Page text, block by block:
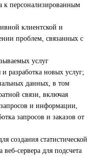
к персонализированным
клиентской и
проблем, связанных с
услуг
разработка новых услуг;
данных, в том
связи, включая
и информации,
запросов и заказов от
создания статистической
сервера для подсчета